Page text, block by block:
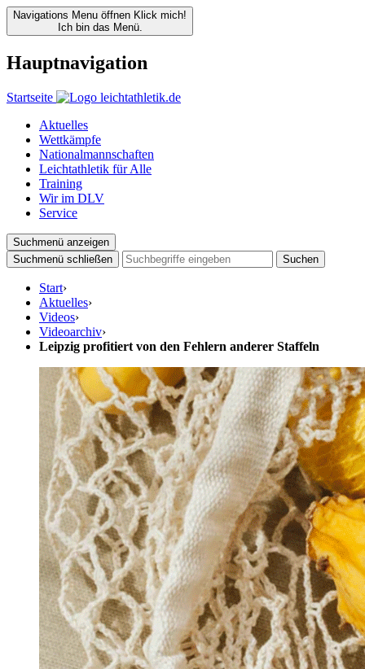
Navigations Menu öffnen Klick mich!
Ich bin das Menü.
Hauptnavigation
Startseite
Aktuelles
Wettkämpfe
Nationalmannschaften
Leichtathletik für Alle
Training
Wir im DLV
Service
Suchmenü anzeigen
Suchmenü schließen
Suchen
Start›
Aktuelles›
Videos›
Videoarchiv›
Leipzig profitiert von den Fehlern anderer Staffeln